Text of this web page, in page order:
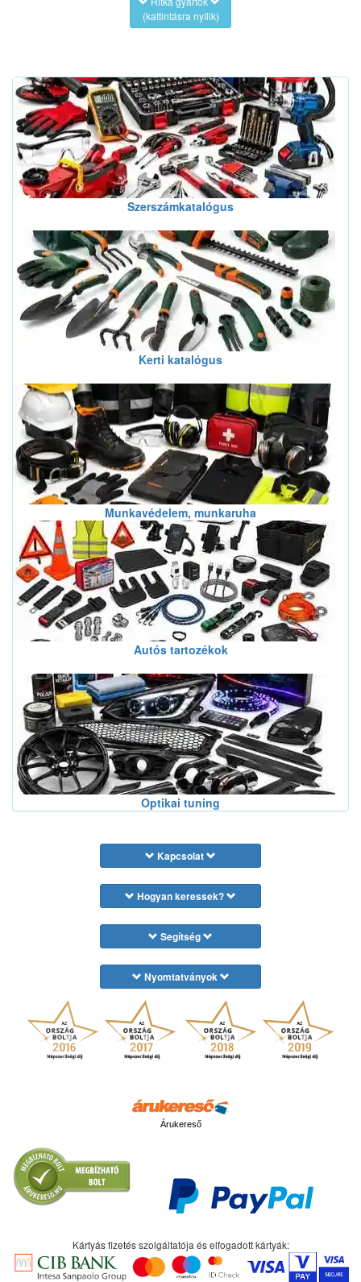
(kattintásra nyílik)
Szerszámkatalógus
Kerti katalógus
Munkavédelem, munkaruha
Autós tartozékok
Optikai tuning
Kapcsolat
Hogyan keressek?
Segítség
Nyomtatványok
Árukereső
Kártyás fizetés szolgáltatója és elfogadott kártyák: